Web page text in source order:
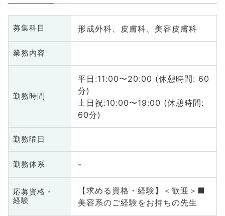
募集科目 形成外科、皮膚科、美容皮膚科
業務内容
勤務時間
平日:11:00〜20:00 (休憩時間: 60
分)
土日祝:10:00〜19:00 (休憩時間:
60分)
勤務曜日
勤務体系 -
応募資格・
経験
【求める資格・経験】＜歓迎＞■
美容系のご経験をお持ちの先生